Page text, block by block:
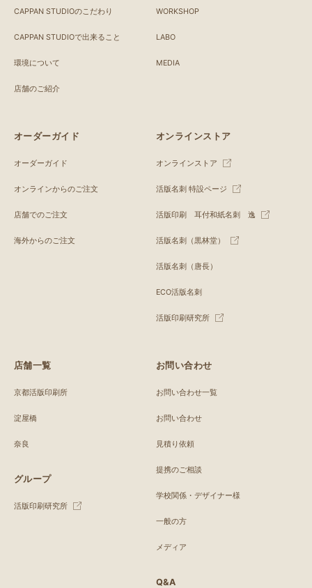
CAPPAN STUDIOのこだわり
CAPPAN STUDIOで出来ること
環境について
店舗のご紹介
WORKSHOP
LABO
MEDIA
オーダーガイド
オーダーガイド
オンラインからのご注文
店舗でのご注文
海外からのご注文
オンラインストア
オンラインストア
活版名刺 特設ページ
活版印刷 耳付和紙名刺 逸
活版名刺（黒林堂）
活版名刺（唐長）
ECO活版名刺
活版印刷研究所
店舗一覧
京都活版印刷所
淀屋橋
奈良
グループ
活版印刷研究所
お問い合わせ
お問い合わせ一覧
お問い合わせ
見積り依頼
提携のご相談
学校関係・デザイナー様
一般の方
メディア
Q&A